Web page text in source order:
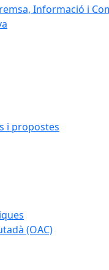
Informació i
i propostes
(OAC)